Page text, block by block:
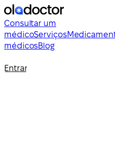
Consultar um
médicoServiços
médicosBlog
Entrar